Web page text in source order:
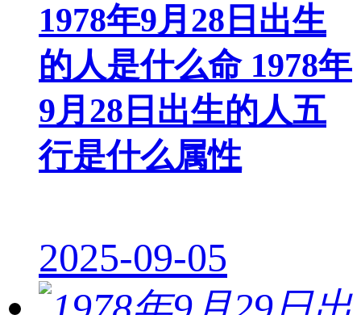
1978年9月28日出生
的人是什么命 1978年
9月28日出生的人五
行是什么属性
2025-09-05